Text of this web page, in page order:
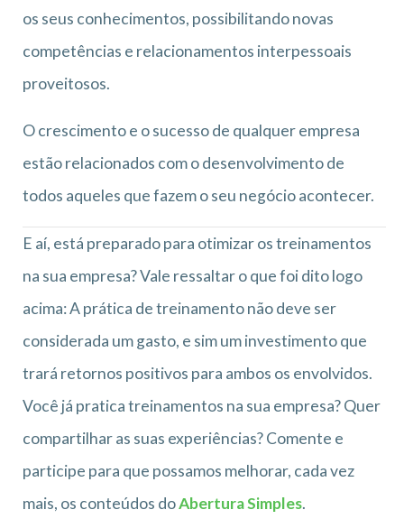
os seus conhecimentos, possibilitando novas
competências e relacionamentos interpessoais
proveitosos.
O crescimento e o sucesso de qualquer empresa
estão relacionados com o desenvolvimento de
todos aqueles que fazem o seu negócio acontecer.
E aí, está preparado para otimizar os treinamentos
na sua empresa? Vale ressaltar o que foi dito logo
acima: A prática de treinamento não deve ser
considerada um gasto, e sim um investimento que
trará retornos positivos para ambos os envolvidos.
Você já pratica treinamentos na sua empresa? Quer
compartilhar as suas experiências? Comente e
participe para que possamos melhorar, cada vez
mais, os conteúdos doAbertura Simples.